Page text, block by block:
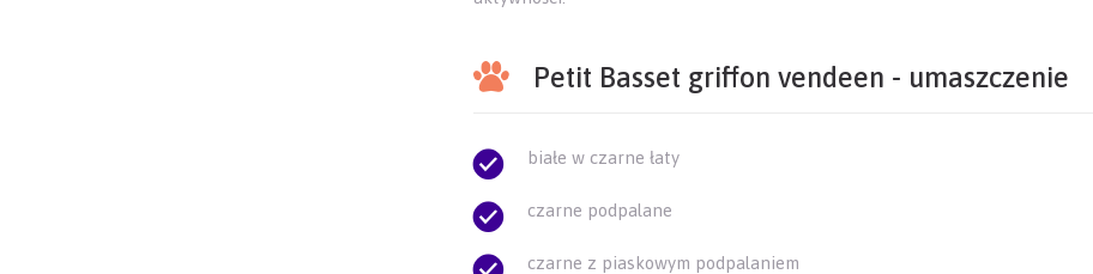
Petit Basset griffon vendeen - umaszczenie
białe w czarne łaty
czarne podpalane
czarne z piaskowym podpalaniem